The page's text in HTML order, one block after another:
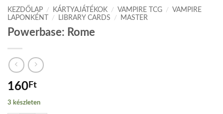
KEZDŐLAP / KÁRTYAJÁTÉKOK / VAMPIRE TCG / VAMPIRE
LAPONKÉNT
/ LIBRARY CARDS / MASTER
Powerbase: Rome
160Ft
3 készleten